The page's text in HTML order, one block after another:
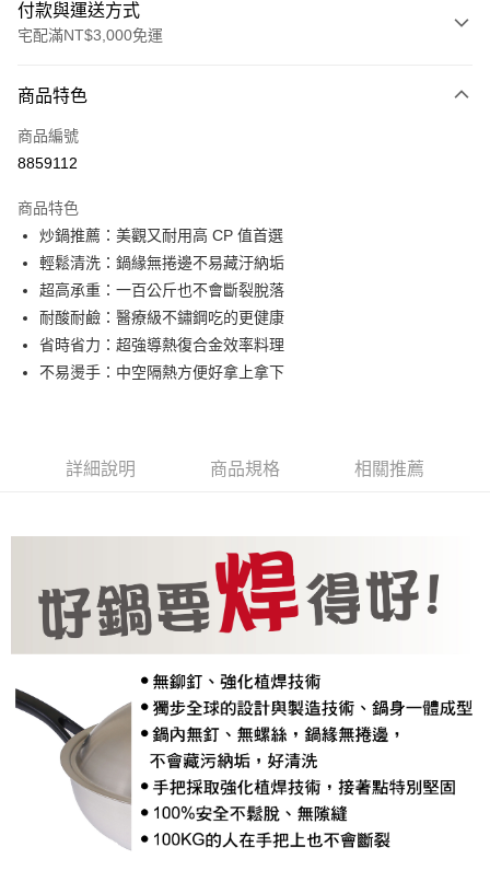
付款與運送方式
宅配滿NT$3,000免運
信用卡一次付款
信用卡分期付款
合作金庫商業銀行
華南商業銀行
彰化商業銀行
上海商業儲蓄銀行
台北富邦商業銀行
國泰世華商業銀行
兆豐國際商業銀行
臺灣中小企業銀行
台中商業銀行
匯豐（台灣）商業銀行
華泰商業銀行
聯邦商業銀行
遠東國際商業銀行
元大商業銀行
永豐商業銀行
LINE Pay
Apple Pay
悠遊付
AFTEE先享後付
相關說明
１．簡單：不需註冊會員、不需綁卡、不需儲值。
２．便利：只要手機號碼，簡訊認證，即可結帳。
【「AFTEE先享後付」結帳流程】
１．於結帳方式選擇「AFTEE先享後付」後，將跳轉至「AFTEE先享後付」
結帳頁面，進行簡訊認證並確認金額後，即可完成結帳。
２．訂單成立數日內，您將收到繳費通知簡訊。
３．收到繳費通知簡訊後14天內，點擊此簡訊中的連結，可透過四大超商／
ATM／網路銀行／等多元方式進行付款，方視為交易完成。
※ 請注意：結帳手續完成當下不需立刻繳費，但若您需要取消訂單，請聯絡
購買商品的店家。未經商家同意取消之訂單仍視為有效，需透過AFTEE先享
後付繳納相關費用。
※ 交易是否成功請以「AFTEE先享後付 」之結帳頁面顯示為準，若有關於
是否繳費成功／繳費後需取消欲退款等相關疑問，請聯繫「AFTEE先享後付
客戶支援中心」
https://netprotections.freshdesk.com/support/home
【注意事項】
１．透過由恩沛科技股份有限公司提供之「AFTEE先享後付」服務完成之交
易，需依本服務之必要範圍內提供個人資料，並將交易相關給付款項請求債
權轉讓予恩沛科技股份有限公司。
運送方式
每筆NT$130，滿NT$3,000(含以上)免運費
每筆NT$250
商品特色
商品編號
8859112
商品特色
炒鍋推薦：美觀又耐用高 CP 值首選
輕鬆清洗：鍋緣無捲邊不易藏汙納垢
超高承重：一百公斤也不會斷裂脫落
耐酸耐鹼：醫療級不鏽鋼吃的更健康
省時省力：超強導熱復合金效率料理
不易燙手：中空隔熱方便好拿上拿下
詳細說明 商品規格 相關推薦